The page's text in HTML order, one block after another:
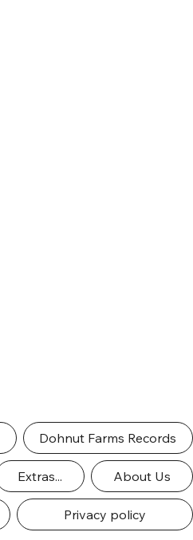
Dohnut Farms Records
Extras... About Us
Privacy policy